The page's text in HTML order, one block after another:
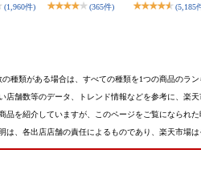
(1,960件) (365件) (5,185
種類がある場合は、すべての種類を1つの商品のラ
店舗数等のデータ、トレンド情報などを参考に、楽
品を紹介していますが、このページをご覧になられ
は、各出店店舗の責任によるものであり、楽天市場